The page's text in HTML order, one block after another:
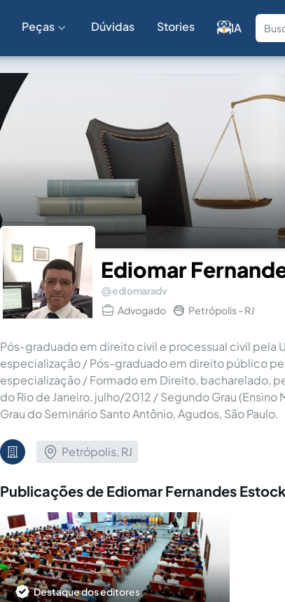
Peças Dúvidas Stories IA
Ediomar
ediomaradv
Advogado
Petrópolis - RJ
Pós-graduado em direito civil e processual civil pela
especialização / Pós-graduado em direito público
especialização / Formado em Direito, bacharelado,
do Rio de Janeiro, julho/2012 / Segundo Grau
Grau do Seminário Santo Antônio, Agudos, São Paulo.
Petrópolis, RJ
Publicações de Ediomar Fernandes Estock
Destaque dos editores